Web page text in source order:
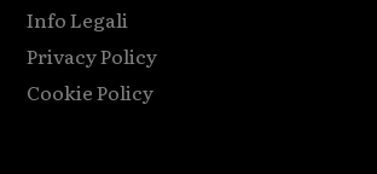
Info Legali
Privacy Policy
Cookie Policy